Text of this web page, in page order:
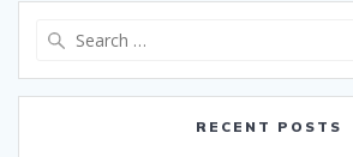
RECENT POSTS